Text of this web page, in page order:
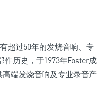
超过50年的发烧音响、专
件历史，于1973年Foster成
高端发烧音响及专业录音产